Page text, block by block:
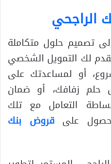
الراجحي
تصميم حلول متكاملة
لك التمويل الشخصي
أو لمساعدتك على
حلم زفافك، أو ضمان
التعامل مع تلك
علىقروض بنك